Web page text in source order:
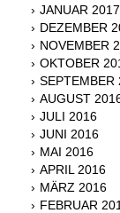
JANUAR 2017
DEZEMBER
NOVEMBER
OKTOBER
SEPTEMBER
AUGUST
JULI 2016
JUNI 2016
MAI 2016
APRIL 2016
MÄRZ 2016
FEBRUAR